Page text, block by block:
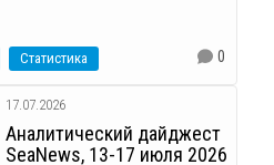
Статистика 0
17.07.2026
Аналитический дайджест
SeaNews, 13-17 июля 2026